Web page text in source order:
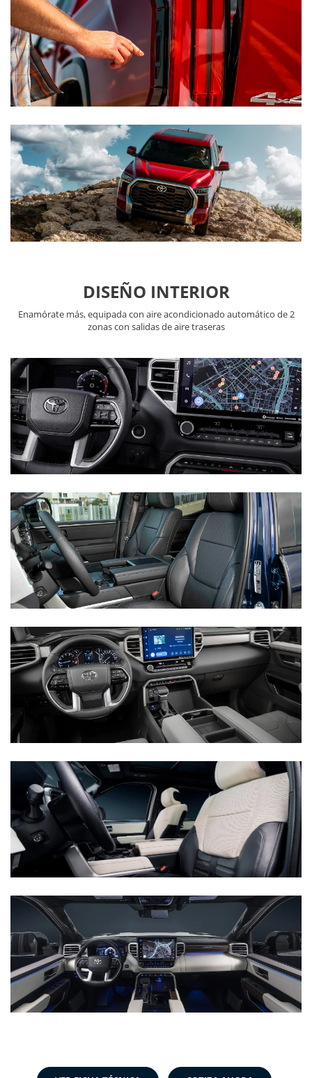
DISEÑO INTERIOR
Enamórate más, equipada con aire acondicionado automático de 2
zonas con salidas de aire traseras